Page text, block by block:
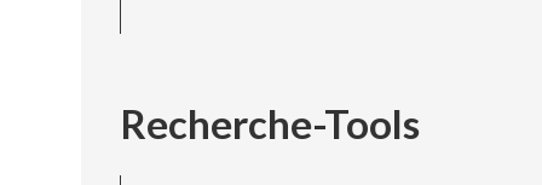
Recherche-Tools